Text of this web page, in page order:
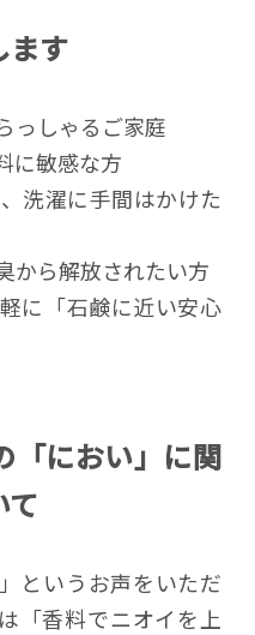
ます
っしゃるご家庭
に敏感な方
洗濯に手間はかけた
から解放されたい方
に「石鹸に近い安心
「におい」に関
て
というお声をいただ
「香料でニオイを上